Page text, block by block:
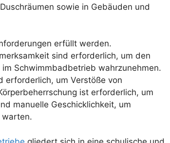
sowie in Gebäuden und
erfüllt werden.
sind erforderlich, um den
Schwimmbadbetrieb wahrzunehmen.
erforderlich, um Verstöße von
ist erforderlich, um
manuelle Geschicklichkeit, um
warten.